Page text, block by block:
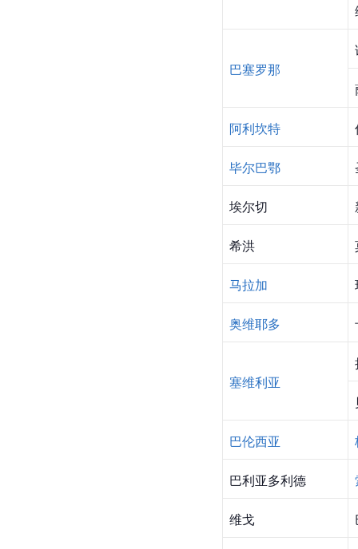
巴塞罗那
阿利坎特
毕尔巴鄂
埃尔切
希洪
马拉加
奥维耶多
塞维利亚
巴伦西亚
巴利亚多利德
维戈